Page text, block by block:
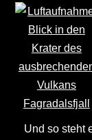
Und so steht